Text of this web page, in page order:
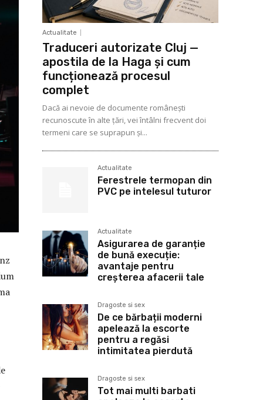
Actualitate
Traduceri autorizate Cluj —
apostila de la Haga și cum
funcționează procesul
complet
Dacă ai nevoie de documente românești
recunoscute în alte țări, vei întâlni frecvent doi
termeni care se suprapun și...
Actualitate
Ferestrele termopan din
PVC pe intelesul tuturor
Actualitate
Asigurarea de garanție
de bună execuție:
avantaje pentru
creșterea afacerii tale
Dragoste si sex
De ce bărbații moderni
apelează la escorte
pentru a regăsi
intimitatea pierdută
Dragoste si sex
Tot mai multi barbati